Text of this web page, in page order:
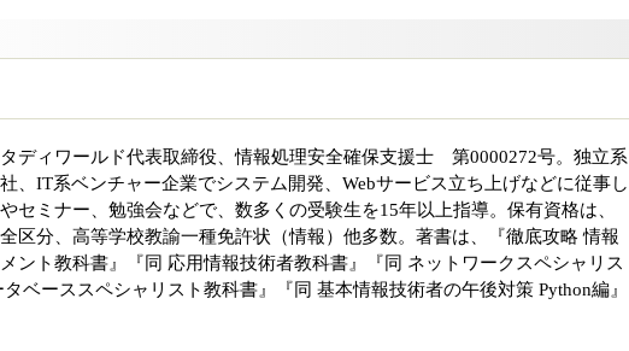
ディワールド代表取締役、情報処理安全確保支援士 第0000272号。独立系
、IT系ベンチャー企業でシステム開発、Webサービス立ち上げなどに従事し
セミナー、勉強会などで、数多くの受験生を15年以上指導。保有資格は、
区分、高等学校教諭一種免許状（情報）他多数。著書は、『徹底攻略 情報
ント教科書』『同 応用情報技術者教科書』『同 ネットワークスペシャリス
タベーススペシャリスト教科書』『同 基本情報技術者の午後対策 Python編』